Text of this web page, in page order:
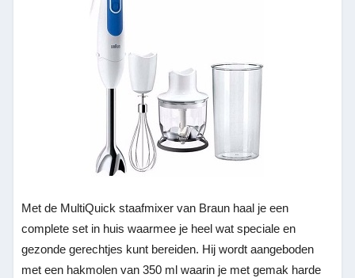
Met de MultiQuick staafmixer van Braun haal je een
complete set in huis waarmee je heel wat speciale en
gezonde gerechtjes kunt bereiden. Hij wordt aangeboden
met een hakmolen van 350 ml waarin je met gemak harde